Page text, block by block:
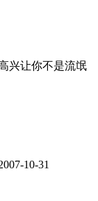
兴让你不是流氓
10-31